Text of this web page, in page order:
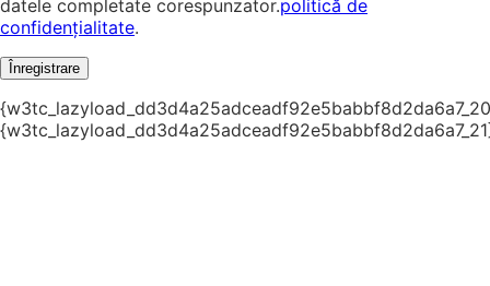
datele completate corespunzator.politică de
confidențialitate.
Înregistrare